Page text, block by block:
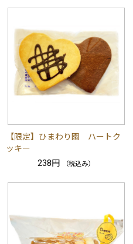
【限定】ひまわり園 ハートク
ッキー
238円
（税込み）